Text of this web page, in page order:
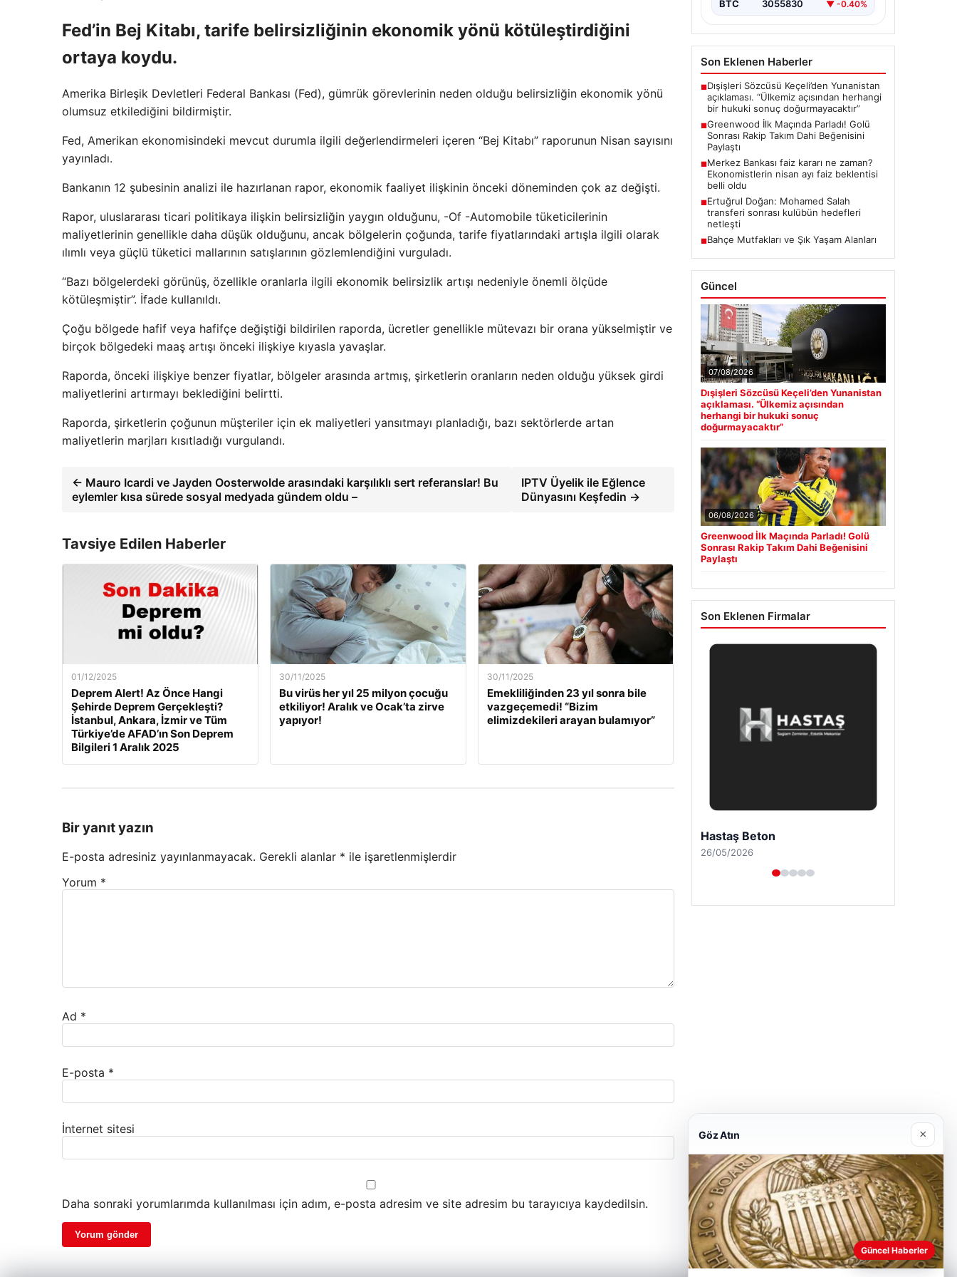
Fed’in Bej Kitabı, tarife belirsizliğinin ekonomik yönü kötüleştirdiğini
ortaya koydu.
Amerika Birleşik Devletleri Federal Bankası (Fed), gümrük görevlerinin neden olduğu belirsizliğin ekonomik yönü
olumsuz etkilediğini bildirmiştir.
Fed, Amerikan ekonomisindeki mevcut durumla ilgili değerlendirmeleri içeren “Bej Kitabı” raporunun Nisan sayısını
yayınladı.
Bankanın 12 şubesinin analizi ile hazırlanan rapor, ekonomik faaliyet ilişkinin önceki döneminden çok az değişti.
Rapor, uluslararası ticari politikaya ilişkin belirsizliğin yaygın olduğunu, -Of -Automobile tüketicilerinin
maliyetlerinin genellikle daha düşük olduğunu, ancak bölgelerin çoğunda, tarife fiyatlarındaki artışla ilgili olarak
ılımlı veya güçlü tüketici mallarının satışlarının gözlemlendiğini vurguladı.
“Bazı bölgelerdeki görünüş, özellikle oranlarla ilgili ekonomik belirsizlik artışı nedeniyle önemli ölçüde
kötüleşmiştir”. İfade kullanıldı.
Çoğu bölgede hafif veya hafifçe değiştiği bildirilen raporda, ücretler genellikle mütevazı bir orana yükselmiştir ve
birçok bölgedeki maaş artışı önceki ilişkiye kıyasla yavaşlar.
Raporda, önceki ilişkiye benzer fiyatlar, bölgeler arasında artmış, şirketlerin oranların neden olduğu yüksek girdi
maliyetlerini artırmayı beklediğini belirtti.
Raporda, şirketlerin çoğunun müşteriler için ek maliyetleri yansıtmayı planladığı, bazı sektörlerde artan
maliyetlerin marjları kısıtladığı vurgulandı.
← Mauro Icardi ve Jayden Oosterwolde arasındaki karşılıklı sert referanslar! Bu
eylemler kısa sürede sosyal medyada gündem oldu –
IPTV Üyelik ile Eğlence
Dünyasını Keşfedin →
Tavsiye Edilen Haberler
01/12/2025
Deprem Alert! Az Önce Hangi
Şehirde Deprem Gerçekleşti?
İstanbul, Ankara, İzmir ve Tüm
Türkiye’de AFAD’ın Son Deprem
Bilgileri 1 Aralık 2025
30/11/2025
Bu virüs her yıl 25 milyon çocuğu
etkiliyor! Aralık ve Ocak’ta zirve
yapıyor!
30/11/2025
Emekliliğinden 23 yıl sonra bile
vazgeçemedi! “Bizim
elimizdekileri arayan bulamıyor”
Bir yanıt yazın
E-posta adresiniz yayınlanmayacak. Gerekli alanlar * ile işaretlenmişlerdir
Yorum *
Ad *
E-posta *
İnternet sitesi
Daha sonraki yorumlarımda kullanılması için adım, e-posta adresim ve site adresim bu tarayıcıya kaydedilsin.
BTC 3055830 ▼ -0.40%
Son Eklenen Haberler
■Dışişleri Sözcüsü Keçeli’den Yunanistan
açıklaması. “Ülkemiz açısından herhangi
bir hukuki sonuç doğurmayacaktır”
■Greenwood İlk Maçında Parladı! Golü
Sonrası Rakip Takım Dahi Beğenisini
Paylaştı
■Merkez Bankası faiz kararı ne zaman?
Ekonomistlerin nisan ayı faiz beklentisi
belli oldu
■Ertuğrul Doğan: Mohamed Salah
transferi sonrası kulübün hedefleri
netleşti
■Bahçe Mutfakları ve Şık Yaşam Alanları
Güncel
07/08/2026
Dışişleri Sözcüsü Keçeli’den Yunanistan
açıklaması. “Ülkemiz açısından
herhangi bir hukuki sonuç
doğurmayacaktır”
06/08/2026
Greenwood İlk Maçında Parladı! Golü
Sonrası Rakip Takım Dahi Beğenisini
Paylaştı
Son Eklenen Firmalar
Prenses Night Club
29/04/2026
Göz Atın ×
Güncel Haberler